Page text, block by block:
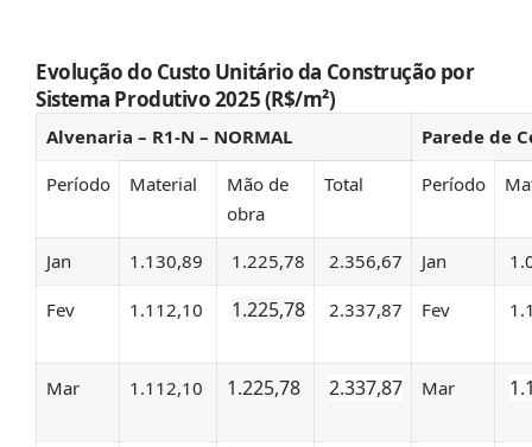
Evolução do Custo Unitário da Construção por
Sistema Produtivo 2025 (R$/m²)
Alvenaria – R1-N – NORMAL
Parede de
Período
Material
Mão de
obra
Total Período
Jan 1.130,89 1.225,78 2.356,67 Jan
Fev 1.112,10 1.225,78 2.337,87 Fev
Mar 1.112,10 1.225,78 2.337,87 Mar